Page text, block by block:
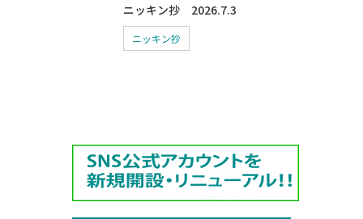
ニッキン抄 2026.7.3
ニッキン抄